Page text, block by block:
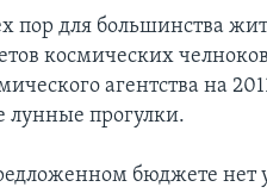
пор для большинства
космических
агентства на
лунные прогулки.
бюджете нет